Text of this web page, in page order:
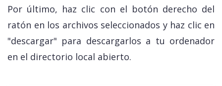
Por último, haz clic con el botón derecho del
ratón en los archivos seleccionados y haz clic en
"descargar" para descargarlos a tu ordenador
en el directorio local abierto.